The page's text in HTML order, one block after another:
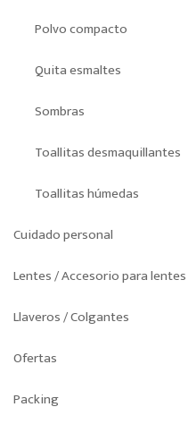
Polvo compacto
Quita esmaltes
Sombras
Toallitas desmaquillantes
Toallitas húmedas
Cuidado personal
Lentes / Accesorio para lentes
Llaveros / Colgantes
Ofertas
Packing